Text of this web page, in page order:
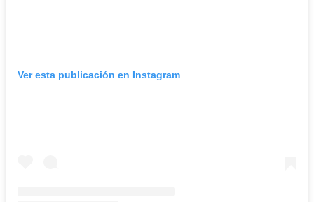
Ver esta publicación en Instagram